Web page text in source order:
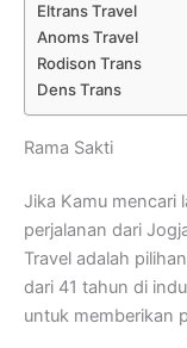
Eltrans Travel
Anoms Travel
Rodison Trans
Dens Trans
Rama Sakti
Jika Kamu mencari
perjalanan dari
Travel adalah
dari 41 tahun di
untuk memberikan